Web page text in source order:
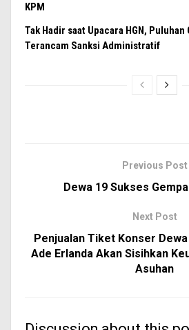
KPM
Tak Hadir saat Upacara HGN, Puluhan
Terancam Sanksi Administratif
Previous Post
Dewa 19 Sukses
Next Post
Penjualan Tiket Konser
Ade Erlanda Akan Sisihkan
Asuhan